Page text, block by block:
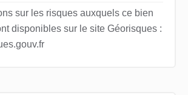
sur les risques auxquels ce bien
disponibles sur le site Géorisques :